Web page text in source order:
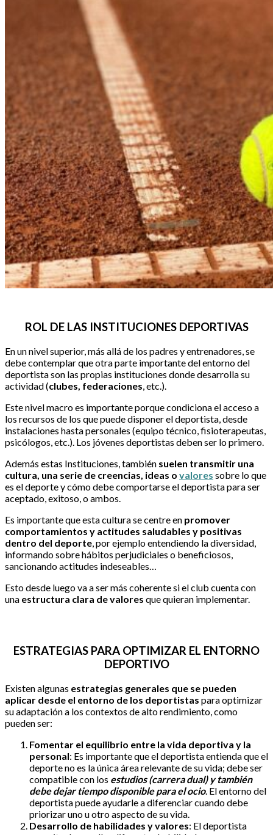
ROL DE LAS INSTITUCIONES DEPORTIVAS
En un nivel superior, más allá de los padres y entrenadores, se
debe contemplar que otra parte importante del entorno del
deportista son las propias instituciones donde desarrolla su
actividad (clubes, federaciones , etc.).
Este nivel macro es importante porque condiciona el acceso a
los recursos de los que puede disponer el deportista, desde
instalaciones hasta personales (equipo técnico, fisioterapeutas,
psicólogos, etc.). Los jóvenes deportistas deben ser lo primero.
Además estas Instituciones, también suelen transmitir una
cultura, una serie de creencias, ideas o valores sobre lo que
es el deporte y cómo debe comportarse el deportista para ser
aceptado, exitoso, o ambos.
Es importante que esta cultura se centre en promover
comportamientos y actitudes saludables y positivas
dentro del deporte , por ejemplo entendiendo la diversidad,
informando sobre hábitos perjudiciales o beneficiosos,
sancionando actitudes indeseables…
Esto desde luego va a ser más coherente si el club cuenta con
una estructura clara de valores que quieran implementar.
ESTRATEGIAS PARA OPTIMIZAR EL ENTORNO
DEPORTIVO
Existen algunas estrategias generales que se pueden
aplicar desde el entorno de los deportistas para optimizar
su adaptación a los contextos de alto rendimiento, como
pueden ser:
Fomentar el equilibrio entre la vida deportiva y la
personal: Es importante que el deportista entienda que el
deporte no es la única área relevante de su vida; debe ser
compatible con los estudios (carrera dual) y también
debe dejar tiempo disponible para el ocio. El entorno del
deportista puede ayudarle a diferenciar cuando debe
priorizar uno u otro aspecto de su vida.
Desarrollo de habilidades y valores: El deportista